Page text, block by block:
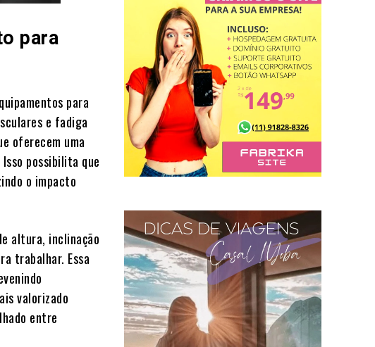
para
para
e fadiga
oferecem uma
possibilita que
o impacto
altura, inclinação
trabalhar. Essa
valorizado
entre